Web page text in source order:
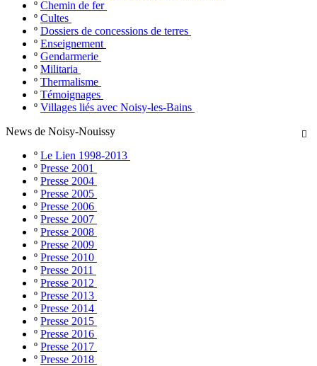
º Chemin de fer
º Cultes
º Dossiers de concessions de terres
º Enseignement
º Gendarmerie
º Militaria
º Thermalisme
º Témoignages
º Villages liés avec Noisy-les-Bains

News de Noisy-Nouissy
º Le Lien 1998-2013
º Presse 2001
º Presse 2004
º Presse 2005
º Presse 2006
º Presse 2007
º Presse 2008
º Presse 2009
º Presse 2010
º Presse 2011
º Presse 2012
º Presse 2013
º Presse 2014
º Presse 2015
º Presse 2016
º Presse 2017
º Presse 2018